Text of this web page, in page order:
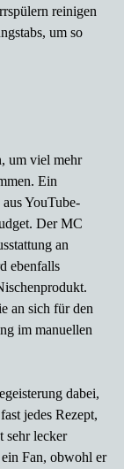
reinigen
um so
um viel mehr
Ein
YouTube-
Der MC
an
ebenfalls
an sich für den
im manuellen
dabei,
jedes Rezept,
sehr lecker
Fan, obwohl er